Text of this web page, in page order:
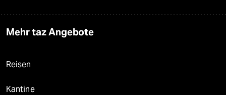
Mehr taz Angebote
Reisen
Kantine